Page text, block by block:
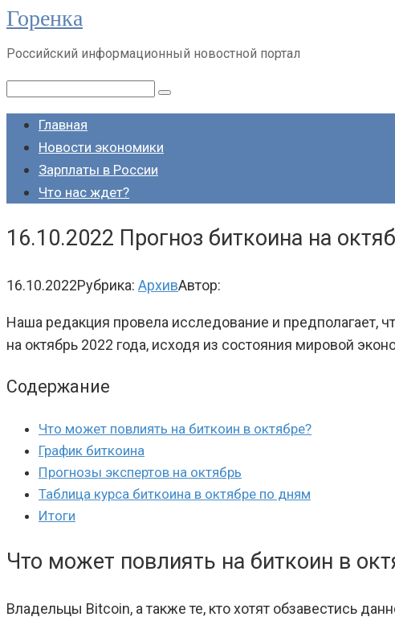
Перейти
контенту
Горенка
Российский информационный новостной портал
Поиск:
Главная
Новости экономики
Зарплаты в России
Что нас ждет?
16.10.2022 Прогноз биткоина на
16.10.2022Рубрика: АрхивАвтор:
Наша редакция провела исследование и предполагает,
на октябрь 2022 года, исходя из состояния мировой
Содержание
Что может повлиять на биткоин в октябре?
График биткоина
Прогнозы экспертов на октябрь
Таблица курса биткоина в октябре по дням
Итоги
Что может повлиять на биткоин в
Владельцы Bitcoin, а также те, кто хотят обзавестись